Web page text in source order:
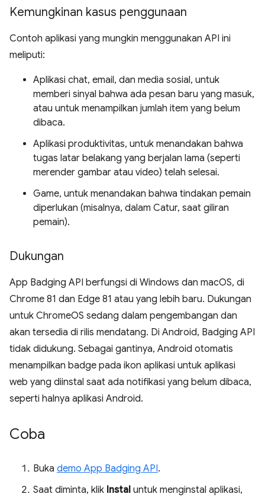
Kemungkinan kasus penggunaan
Contoh aplikasi yang mungkin menggunakan API ini
meliputi:
Aplikasi chat, email, dan media sosial, untuk
memberi sinyal bahwa ada pesan baru yang masuk,
atau untuk menampilkan jumlah item yang belum
dibaca.
Aplikasi produktivitas, untuk menandakan bahwa
tugas latar belakang yang berjalan lama (seperti
merender gambar atau video) telah selesai.
Game, untuk menandakan bahwa tindakan pemain
diperlukan (misalnya, dalam Catur, saat giliran
pemain).
Dukungan
App Badging API berfungsi di Windows dan macOS, di
Chrome 81 dan Edge 81 atau yang lebih baru. Dukungan
untuk ChromeOS sedang dalam pengembangan dan
akan tersedia di rilis mendatang. Di Android, Badging API
tidak didukung. Sebagai gantinya, Android otomatis
menampilkan badge pada ikon aplikasi untuk aplikasi
web yang diinstal saat ada notifikasi yang belum dibaca,
seperti halnya aplikasi Android.
Coba
Buka demo App Badging API.
Saat diminta, klik Instal untuk menginstal aplikasi,